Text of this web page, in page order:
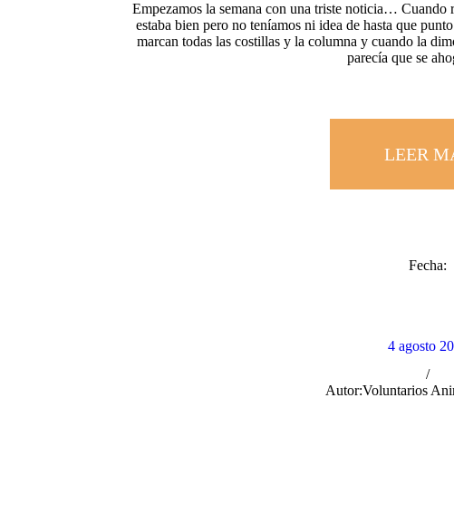
Empezamos la semana con una triste noticia… Cuando
estaba bien pero no teníamos ni idea de hasta que
marcan todas las costillas y la columna y cuando la
parecía que se
LEER
Fecha:
4 agosto
Autor:Voluntarios